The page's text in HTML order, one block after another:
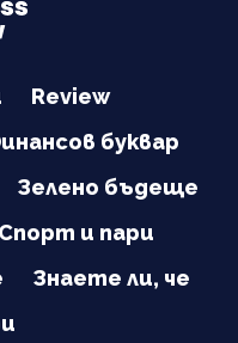
Review
буквар
Зелено бъдеще
Спорт и пари
Знаете ли, че